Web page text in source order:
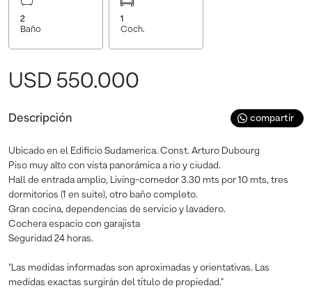
2
Baño
1
Coch.
USD 550.000
Descripción compartir
Ubicado en el Edificio Sudamerica. Const. Arturo Dubourg
Piso muy alto con vista panorámica a rio y ciudad.
Hall de entrada amplio, Living-comedor 3.30 mts por 10 mts, tres
dormitorios (1 en suite), otro baño completo.
Gran cocina, dependencias de servicio y lavadero.
Cochera espacio con garajista
Seguridad 24 horas.
"Las medidas informadas son aproximadas y orientativas. Las
medidas exactas surgirán del título de propiedad."